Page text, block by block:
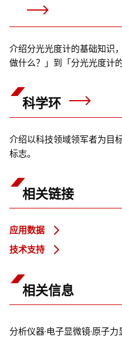
介绍分光光度计的基础知识
做什么？」到「分光光度计
科学环
介绍以科技领域领军者为目
标志。
相关链接
应用数据
技术支持
相关信息
分析仪器·电子显微镜·原子